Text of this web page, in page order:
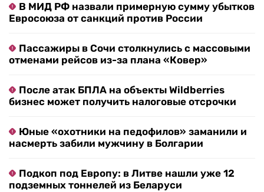
В МИД РФ назвали примерную сумму убытков
Евросоюза от санкций против России
Пассажиры в Сочи столкнулись с массовыми
отменами рейсов из-за плана «Ковер»
После атак БПЛА на объекты Wildberries
бизнес может получить налоговые отсрочки
Юные «охотники на педофилов» заманили и
насмерть забили мужчину в Болгарии
Подкоп под Европу: в Литве нашли уже 12
подземных тоннелей из Беларуси